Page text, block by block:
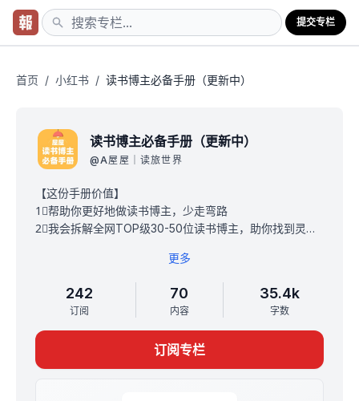
提交专栏
首页 / 小红书 / 读书博主必备手册（更新中）
读书博主必备手册（更新中）
@A屋屋｜读旅世界
【这份手册价值】
1⃣️帮助你更好地做读书博主，少走弯路
2⃣️我会拆解全网TOP级30-50位读书博主，助你找到灵
从2018年到2023年，我沉淀了整整5年做读书博主经营和
方法论。
在这份手册里，我会无保留分享给你分享读书博主核心干
货。我保底承诺5节课程。看完这份手册，你基本上知道如
何从0-1做成能赚钱的博主。
⚠️特别声明
更多
242
订阅
70
内容
35.4k
字数
订阅专栏